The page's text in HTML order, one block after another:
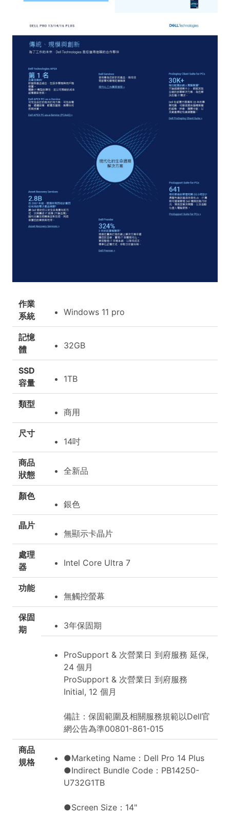
作業
系統
Windows 11 pro
記憶
體
32GB
SSD
容量
1TB
類型
商用
尺寸
14吋
商品
狀態
全新品
顏色
銀色
晶片
無顯示卡晶片
處理
器
Intel Core Ultra 7
功能
無觸控螢幕
保固
期
3年保固期
ProSupport & 次營業日 到府服務 延保,
24 個月
ProSupport & 次營業日 到府服務
Initial, 12 個月
備註：保固範圍及相關服務規範以Dell官
網公告為準00801-861-015
商品
規格
●Marketing Name：Dell Pro 14 Plus
●Indirect Bundle Code：PB14250-
U732G1TB
●Screen Size：14"